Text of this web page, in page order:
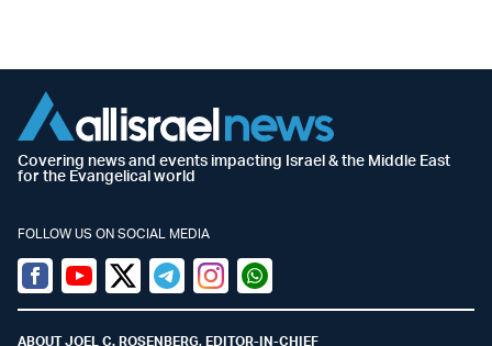
Covering news and events impacting Israel & the Middle East
for the Evangelical world
FOLLOW US ON SOCIAL MEDIA
Facebook
YoutubeTwitter (X)
TelegramInstagramWhatsapp
ABOUT JOEL C. ROSENBERG, EDITOR-IN-CHIEF